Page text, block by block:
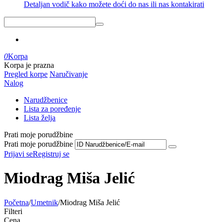
Detaljan vodič kako možete doći do nas ili nas kontakirati
0Korpa
Korpa je prazna
Pregled korpe Naručivanje
Nalog
Narudžbenice
Lista za poređenje
Lista želja
Prati moje porudžbine
Prati moje porudžbine
Prijavi seRegistruj se
Miodrag Miša Jelić
Početna/Umetnik/Miodrag Miša Jelić
Filteri
Cena